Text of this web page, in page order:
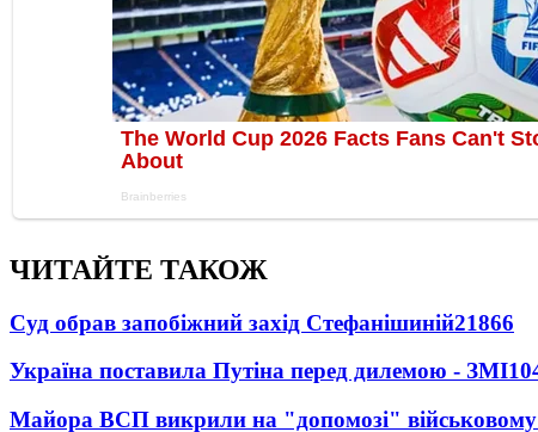
ЧИТАЙТЕ ТАКОЖ
Суд обрав запобіжний захід Стефанішиній21866
Україна поставила Путіна перед дилемою - ЗМІ
Майора ВСП викрили на "допомозі"